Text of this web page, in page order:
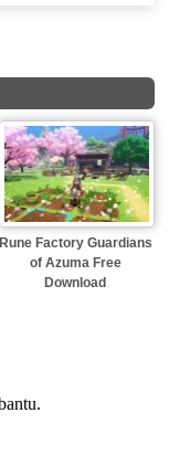
Rune Factory Guardians
of Azuma Free
Download